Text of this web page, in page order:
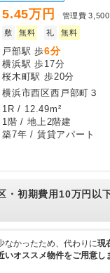
5.45万円 管理費 3,500
敷
無料 礼 無料
戸部駅 歩6分
横浜駅 歩17分
桜木町駅 歩20分
横浜市西区西戸部町３
1R / 12.49m²
1階 / 地上2階建
築7年 / 賃貸アパート
・初期費用10万円以
なかったため、代わりに現
いオススメ物件をご用意し